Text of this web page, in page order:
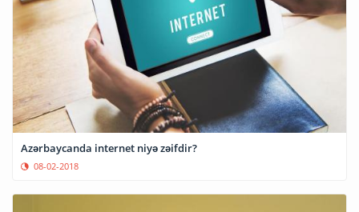
Azərbaycanda internet niyə zəifdir?
08-02-2018